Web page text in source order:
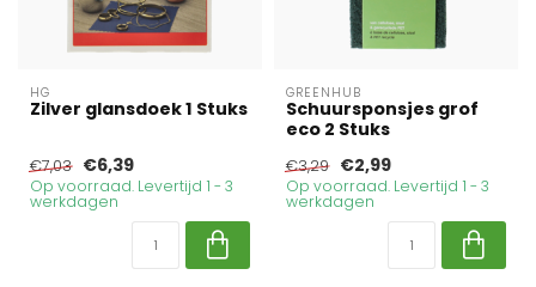
HG
Zilver glansdoek 1 Stuks
€7,03 €6,39
Op voorraad. Levertijd 1 - 3
werkdagen
GREENHUB
Schuursponsjes grof
eco 2 Stuks
€3,29 €2,99
Op voorraad. Levertijd 1 - 3
werkdagen